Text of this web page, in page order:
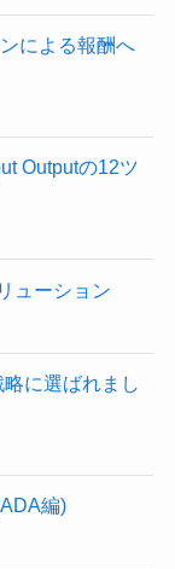
による報酬へ
Outputの12ツ
ューション
に選ばれまし
編)